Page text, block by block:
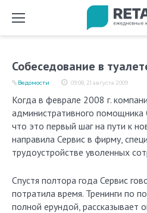
Собеседование в
09:08, 21 августа 2009
Ведомости
Когда в феврале 2008 г. компания Pepsi уволила
административного помощника
что это первый шаг на пути к
направила Сервис в фирму,
трудоустройстве уволенных
Спустя полтора года Сервис
потратила время. Тренинги по
полной ерундой, рассказывает